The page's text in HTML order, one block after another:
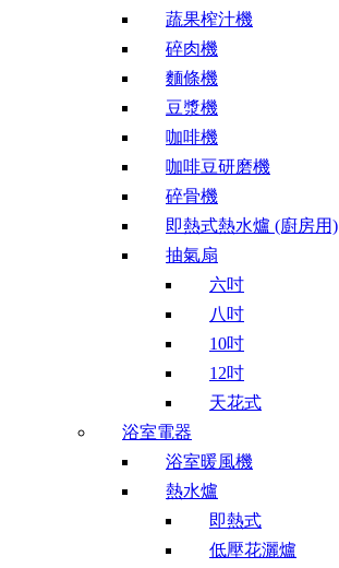
蔬果榨汁機
碎肉機
麵條機
豆漿機
咖啡機
咖啡豆研磨機
碎骨機
即熱式熱水爐 (廚房用)
抽氣扇
六吋
八吋
10吋
12吋
天花式
浴室電器
浴室暖風機
熱水爐
即熱式
低壓花灑爐